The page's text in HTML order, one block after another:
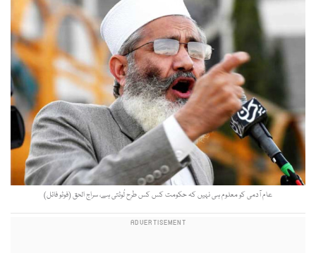
عام آدمی کو معلوم ہی نہیں کہ حکومت کس کس طرح لُوٹتی ہے، سراج الحق (فوٹو فائل)